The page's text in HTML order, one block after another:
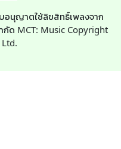
อนุญาตใช้ลิขสิทธิ์เพลงจาก
ด MCT: Music Copyright